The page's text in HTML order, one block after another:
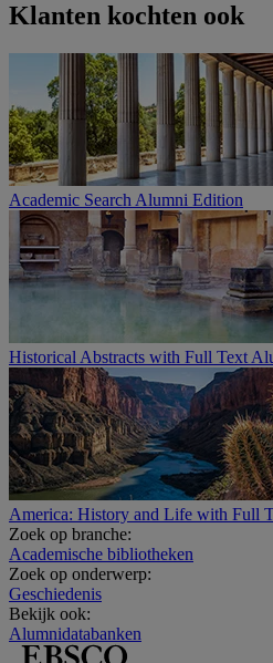
Klanten kochten ook
Academic Search Alumni Edition
Historical Abstracts with Full Text
America: History and Life with Full
Zoek op branche:
Academische bibliotheken
Zoek op onderwerp:
Geschiedenis
Bekijk ook:
Alumnidatabanken